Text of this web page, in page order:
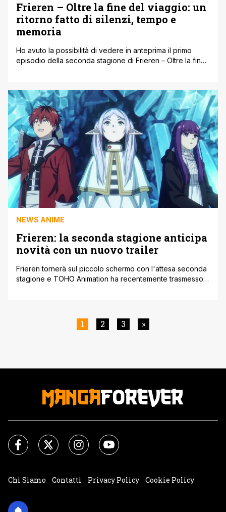
Frieren – Oltre la fine del viaggio: un
ritorno fatto di silenzi, tempo e
memoria
Ho avuto la possibilità di vedere in anteprima il primo
episodio della seconda stagione di Frieren – Oltre la fine
consapevolezza ancora più profonda. L’episodio 1 sarà
disponibile su Crunchyroll dal 16 gennaio, e rappresenta
un [']
NEWS ANIME
Frieren: la seconda stagione anticipa
novità con un nuovo trailer
Frieren tornerà sul piccolo schermo con l'attesa seconda
stagione e TOHO Animation ha recentemente trasmesso
Inoue darà la voce all'Eroe del Sud, il potente eroe
umano che ha combattuto [']
1 2 3 »
Chi Siamo Contatti Privacy Policy
Cookie Policy